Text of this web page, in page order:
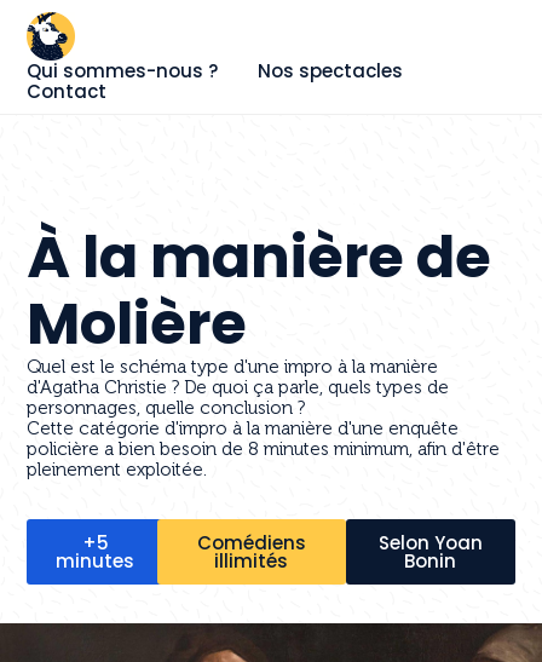
Qui sommes-nous ?
Nos spectacles
Contact
À la manière de
Molière
Quel est le schéma type d'une impro à la manière
d'Agatha Christie ? De quoi ça parle, quels types de
personnages, quelle conclusion ?
Cette catégorie d'impro à la manière d'une enquête
policière a bien besoin de 8 minutes minimum, afin d'être
pleinement exploitée.
+5
minutes
Comédiens
illimités
Selon Yoan
Bonin